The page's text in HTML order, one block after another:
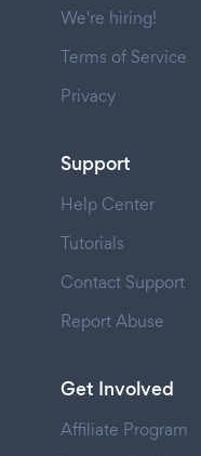
We're hiring!
Terms of Service
Privacy
Support
Help Center
Tutorials
Contact Support
Report Abuse
Get Involved
Affiliate Program